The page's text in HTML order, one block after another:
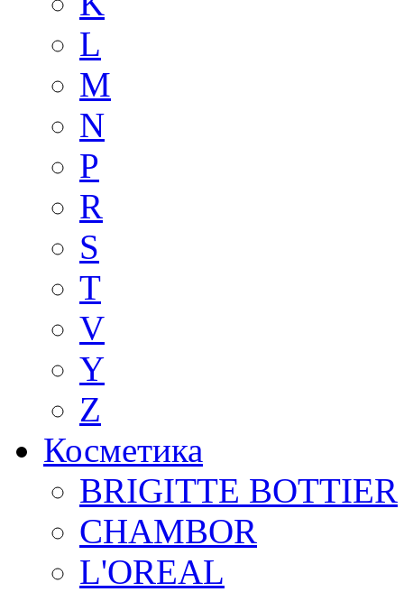
L
M
N
P
R
S
T
V
Y
Z
Косметика
BRIGITTE BOTTIER
CHAMBOR
L'OREAL